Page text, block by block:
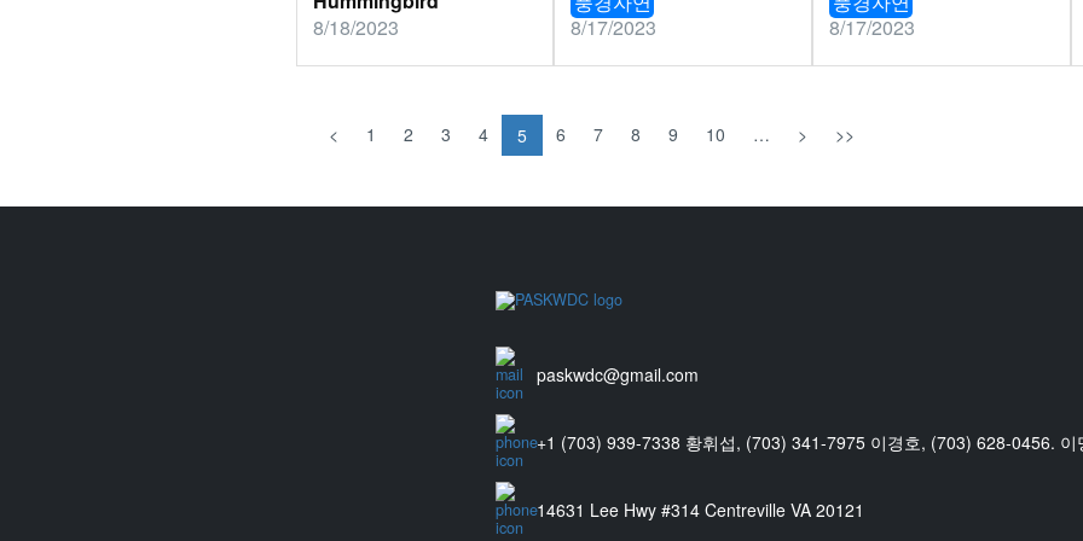
8/18/2023
8/17/2023
8/17/2023
< 1 2 3 4 5 6 7 8 9 10 … > >>
paskwdc@gmail.com
+1 (703) 939-7338 황휘섭, (703) 341-7975 이경호, (703) 628-0456. 이
14631 Lee Hwy #314 Centreville VA 20121